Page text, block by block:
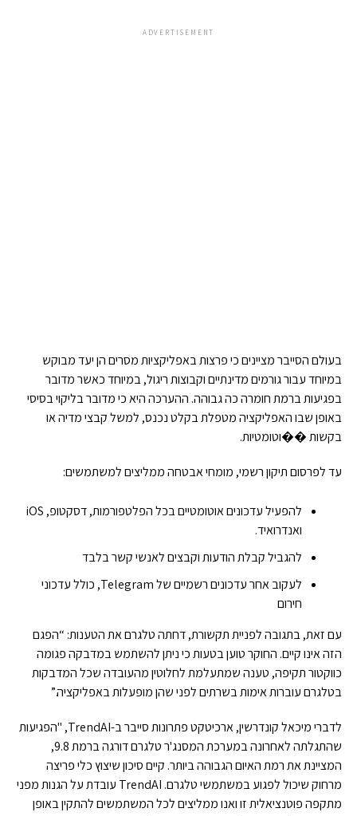
ADVERTISEMENT
בעולם הסייבר מציינים כי פרצות באפליקציות מסרים הן יעד מבוקש
במיוחד עבור גורמים מדינתיים וקבוצות ריגול, במיוחד כאשר מדובר
בפגיעות ברמת חומרה כה גבוהה. ההערכה היא כי מדובר בליקוי בסיסי
באופן שבו האפליקציה מטפלת בקלט נכנס, למשל קבצי מדיה או
בקשות ��וטומטיות.
עד לפרסום תיקון רשמי, מומחי אבטחה ממליצים למשתמשים:
להפעיל עדכונים אוטומטיים בכל הפלטפורמות, דסקטופ, iOS
ואנדרואיד.
להגביל קבלת הודעות וקבצים לאנשי קשר בלבד
לעקוב אחר עדכונים רשמיים של Telegram, כולל עדכוני
חירום
עם זאת, בתגובה לפניית תקשורת, דחתה טלגרם את הטענות: “הפגם
הזה אינו קיים. החוקר טוען בטעות כי ניתן להשתמש במדבקה פגומה
כווקטור תקיפה, טענה שמתעלמת לחלוטין מהעובדה שכל המדבקות
בטלגרם עוברות אימות בשרתים לפני שהן מופעלות באפליקציה.”
לדברי מיכאל קונדרשין, ארכיטקט פתרונות סייבר ב-TrendAI, "הפגיעות
שהתגלתה לאחרונה במערכת המסנג'ר טלגרם דורגה ברמת 9.8,
המציינת את רמת האיום הגבוהה ביותר. קיים סיכון שיצוץ כלי פריצה
מרחוק שיכול לפגוע במשתמשי טלגרם. TrendAI עובדת על הגנות מפני
מתקפה פוטנציאלית זו ואנו ממליצים לכל המשתמשים להתקין באופן